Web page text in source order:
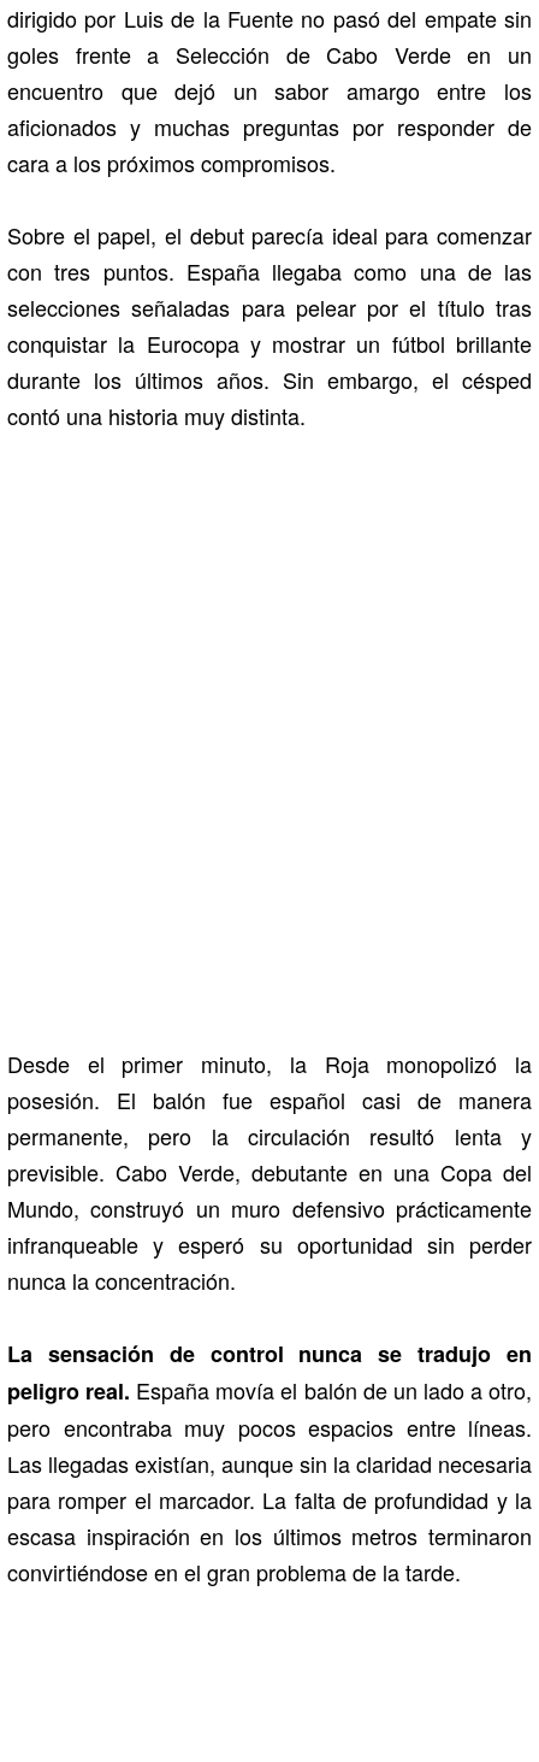
dirigido por Luis de la Fuente no pasó del empate sin
goles frente a Selección de Cabo Verdeen un
encuentro que dejó un sabor amargo entre los
aficionados y muchas preguntas por responder de
cara a los próximos compromisos.
Sobre el papel, el debut parecía ideal para comenzar
con tres puntos. España llegaba como una de las
selecciones señaladas para pelear por el título tras
conquistar la Eurocopa y mostrar un fútbol brillante
durante los últimos años. Sin embargo, el césped
contó una historia muy distinta.
Desde el primer minuto, la Roja monopolizó la
posesión. El balón fue español casi de manera
permanente, pero la circulación resultó lenta y
previsible. Cabo Verde, debutante en una Copa del
Mundo, construyó un muro defensivo prácticamente
infranqueable y esperó su oportunidad sin perder
nunca la concentración.
La sensación de control nunca se tradujo en
peligro real. España movía el balón de un lado a otro,
pero encontraba muy pocos espacios entre líneas.
Las llegadas existían, aunque sin la claridad necesaria
para romper el marcador. La falta de profundidad y la
escasa inspiración en los últimos metros terminaron
convirtiéndose en el gran problema de la tarde.